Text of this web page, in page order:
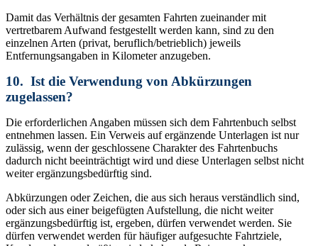
Damit das Verhältnis der gesamten Fahrten zueinander mit
vertretbarem Aufwand festgestellt werden kann, sind zu den
einzelnen Arten (privat, beruflich/betrieblich) jeweils
Entfernungsangaben in Kilometer anzugeben.
10. Ist die Verwendung von Abkürzungen
zugelassen?
Die erforderlichen Angaben müssen sich dem Fahrtenbuch selbst
entnehmen lassen. Ein Verweis auf ergänzende Unterlagen ist nur
zulässig, wenn der geschlossene Charakter des Fahrtenbuchs
dadurch nicht beeinträchtigt wird und diese Unterlagen selbst nicht
weiter ergänzungsbedürftig sind.
Abkürzungen oder Zeichen, die aus sich heraus verständlich sind,
oder sich aus einer beigefügten Aufstellung, die nicht weiter
ergänzungsbedürftig ist, ergeben, dürfen verwendet werden. Sie
dürfen verwendet werden für häufiger aufgesuchte Fahrtziele,